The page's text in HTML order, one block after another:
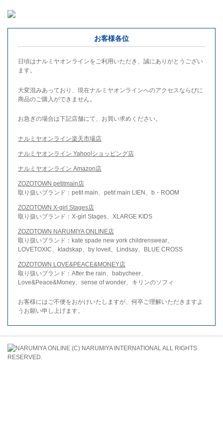
お客様各位
日頃はナルミヤオンラインをご利用いただき、誠にありがとうござい
ます。
大変混みあっており、現在ナルミヤオンラインへのアクセスならびに
商品のご購入ができません。
お急ぎの場合は下記店舗にて、お買い求めください。
ナルミヤオンライン楽天市場店
ナルミヤオンライン Yahoo!ショッピング店
ナルミヤオンライン Amazon店
ZOZOTOWN petitmain店
取り扱いブランド：petit main、petit main LIEN、b・ROOM
ZOZOTOWN X-girl Stages店
取り扱いブランド：X-girl Stages、XLARGE KIDS
ZOZOTOWN NARUMIYA ONLINE店
取り扱いブランド：kate spade new york childrenswear、
LOVETOXIC、kladskap、by loveit、Lindsay、BLUE CROSS
ZOZOTOWN LOVE&PEACE&MONEY店
取り扱いブランド：After the rain、babycheer、
Love&Peace&Money、sense of wonder、キリンのソフィ
お客様にはご不便をおかけいたしますが、何卒ご理解いただきますよ
うお願い申し上げます。